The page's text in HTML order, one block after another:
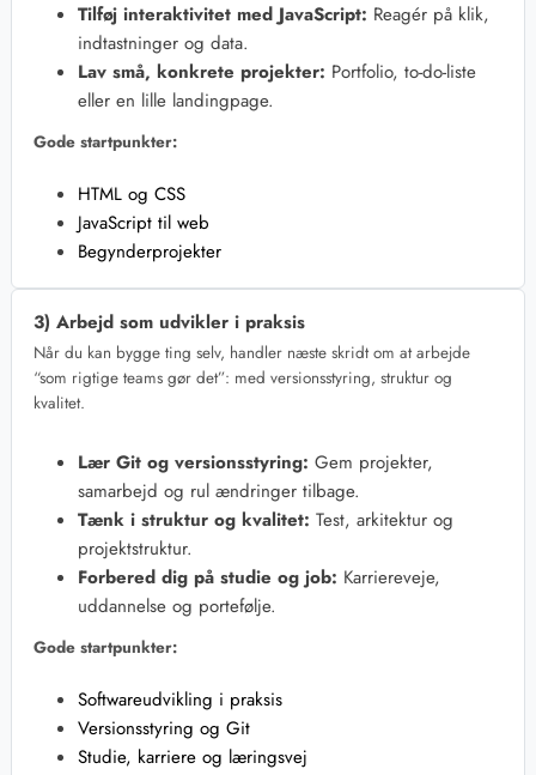
Tilføj interaktivitet med JavaScript: Reagér på klik,
indtastninger og data.
Lav små, konkrete projekter: Portfolio, to-do-liste
eller en lille landingpage.
Gode startpunkter:
HTML og CSS
JavaScript til web
Begynderprojekter
3) Arbejd som udvikler i praksis
Når du kan bygge ting selv, handler næste skridt om at arbejde
“som rigtige teams gør det”: med versionsstyring, struktur og
kvalitet.
Lær Git og versionsstyring: Gem projekter,
samarbejd og rul ændringer tilbage.
Tænk i struktur og kvalitet: Test, arkitektur og
projektstruktur.
Forbered dig på studie og job: Karriereveje,
uddannelse og portefølje.
Gode startpunkter:
Softwareudvikling i praksis
Versionsstyring og Git
Studie, karriere og læringsvej